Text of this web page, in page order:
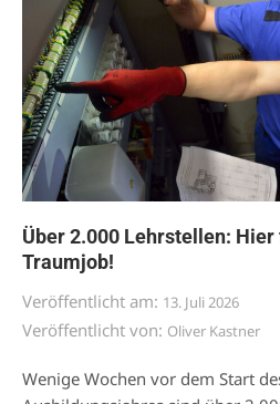
Über 2.000 Lehrstellen:
Traumjob!
Veröffentlicht am: 13. Juli 2026
Veröffentlicht von: Oliver Kastner
Wenige Wochen vor dem Start